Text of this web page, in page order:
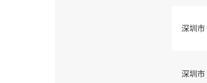
深圳市
深圳市